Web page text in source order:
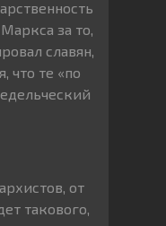
за то,
славян,
что те «по
от
такового,